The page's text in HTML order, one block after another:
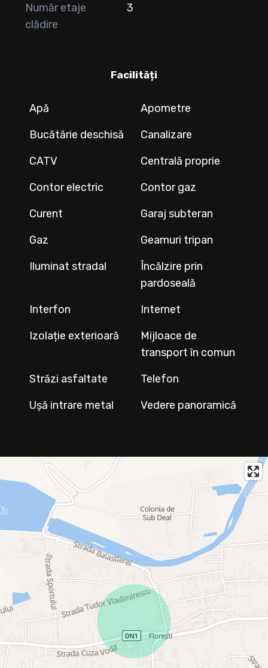
Număr etaje
clădire
3
Facilități
Apă
Apometre
Bucătărie deschisă
Canalizare
CATV
Centrală proprie
Contor electric
Contor gaz
Curent
Garaj subteran
Gaz
Geamuri tripan
Iluminat stradal
Încălzire prin
pardoseală
Interfon
Internet
Izolație exterioară
Mijloace de
transport în comun
Străzi asfaltate
Telefon
Ușă intrare metal
Vedere panoramică